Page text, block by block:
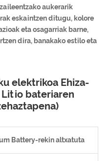
aukerarik
eskaintzen ditugu, kolore
eta osagarriak barne,
dira, banakako estilo eta
elektrikoa Ehiza-
bateriaren
Battery-rekin altxatuta